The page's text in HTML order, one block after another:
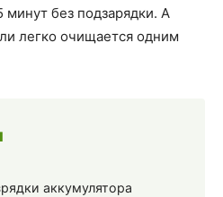
минут без подзарядки. А
легко очищается одним
аккумулятора